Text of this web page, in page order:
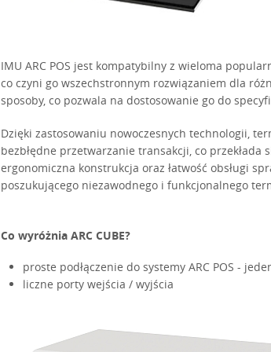
IMU ARC POS jest kompatybilny z wieloma
co czyni go wszechstronnym rozwiązaniem dla
sposoby, co pozwala na dostosowanie go do
Dzięki zastosowaniu nowoczesnych technologii,
bezbłędne przetwarzanie transakcji, co
ergonomiczna konstrukcja oraz łatwość obsługi
poszukującego niezawodnego i funkcjonalnego
Co wyróżnia ARC CUBE?
proste podłączenie do systemy ARC POS -
liczne porty wejścia / wyjścia